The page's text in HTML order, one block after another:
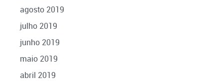
agosto 2019
julho 2019
junho 2019
maio 2019
abril 2019